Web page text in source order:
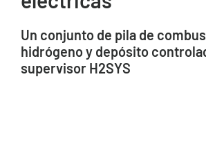
Un conjunto de pila de
hidrógeno y depósito
supervisor H2SYS